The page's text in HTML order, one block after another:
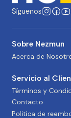
Síguenos
Sobre Nezmun
Acerca de
Servicio al
Términos y
Contacto
Politica de